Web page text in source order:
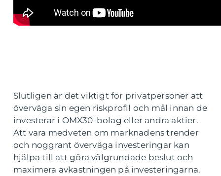
Slutligen är det viktigt för privatpersoner att
överväga sin egen riskprofil och mål innan de
investerar i OMX30-bolag eller andra aktier.
Att vara medveten om marknadens trender
och noggrant överväga investeringar kan
hjälpa till att göra välgrundade beslut och
maximera avkastningen på investeringarna.